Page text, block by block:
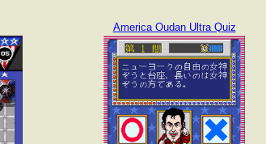
America Oudan Ultra Quiz